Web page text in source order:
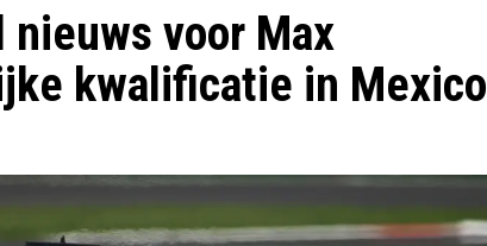
voor Max
kwalificatie in Mexico